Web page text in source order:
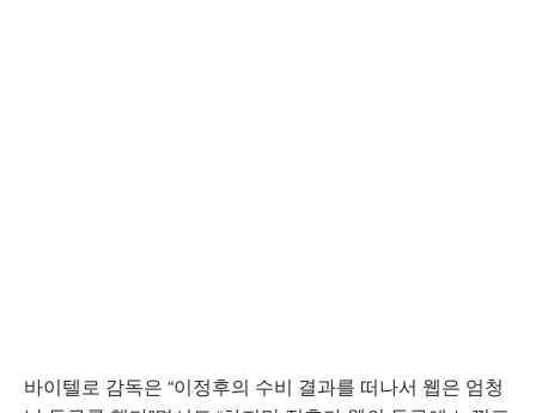
바이텔로 감독은 “이정후의 수비 결과를 떠나서 웹은 엄청